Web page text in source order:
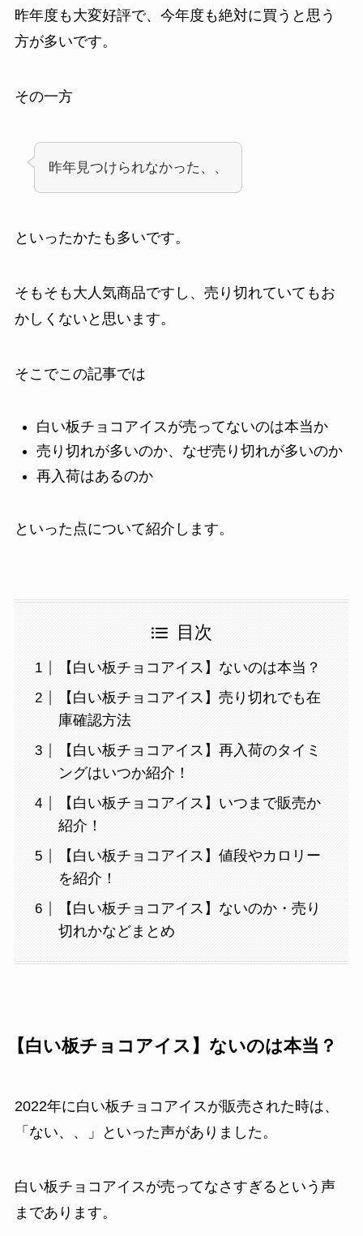
昨年度も大変好評で、今年度も絶対に買うと思う
方が多いです。
その一方
昨年見つけられなかった、、
といったかたも多いです。
そもそも大人気商品ですし、売り切れていてもお
かしくないと思います。
そこでこの記事では
白い板チョコアイスが売ってないのは本当か
売り切れが多いのか、なぜ売り切れが多いのか
再入荷はあるのか
といった点について紹介します。
目次
【白い板チョコアイス】ないのは本当？
【白い板チョコアイス】売り切れでも在
庫確認方法
【白い板チョコアイス】再入荷のタイミ
ングはいつか紹介！
【白い板チョコアイス】いつまで販売か
紹介！
【白い板チョコアイス】値段やカロリー
を紹介！
【白い板チョコアイス】ないのか・売り
切れかなどまとめ
【白い板チョコアイス】ないのは本当？
2022年に白い板チョコアイスが販売された時は、
「ない、、」といった声がありました。
白い板チョコアイスが売ってなさすぎるという声
まであります。